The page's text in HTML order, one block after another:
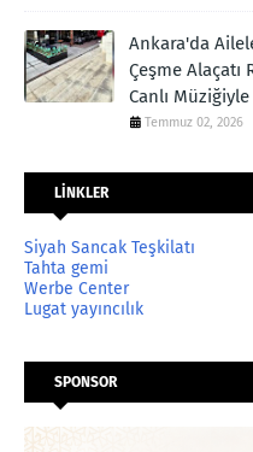
Ankara'da
Çeşme Alaçatı
Canlı
Temmuz 02, 2026
LİNKLER
Siyah Sancak Teşkilatı
Tahta gemi
Werbe Center
Lugat yayıncılık
SPONSOR